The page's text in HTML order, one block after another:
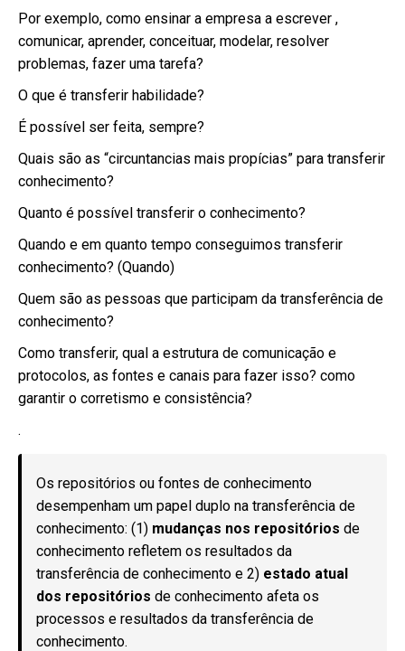
Por exemplo, como ensinar a empresa a escrever ,
comunicar, aprender, conceituar, modelar, resolver
problemas, fazer uma tarefa?
O que é transferir habilidade?
É possível ser feita, sempre?
Quais são as “circuntancias mais propícias” para transferir
conhecimento?
Quanto é possível transferir o conhecimento?
Quando e em quanto tempo conseguimos transferir
conhecimento? (Quando)
Quem são as pessoas que participam da transferência de
conhecimento?
Como transferir, qual a estrutura de comunicação e
protocolos, as fontes e canais para fazer isso? como
garantir o corretismo e consistência?
.
Os repositórios ou fontes de conhecimento
desempenham um papel duplo na transferência de
conhecimento: (1) mudanças nos repositórios de
conhecimento refletem os resultados da
transferência de conhecimento e 2) estado atual
dos repositórios de conhecimento afeta os
processos e resultados da transferência de
conhecimento.